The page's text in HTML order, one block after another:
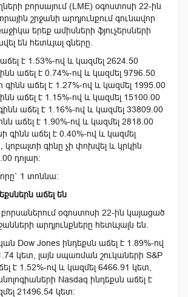
բորսայում (LME) օգոստոսի 22-ին
շրջանի արդյունքում գունավոր
երեք ամիսների ֆյուչերսների
են հետևյալ գները.
աճել է 1.53%-ով և կազմել 2624.50
աճել է 0.74%-ով և կազմել 9796.50
աճել է 1.27%-ով և կազմել 1995.00
աճել է 1.15%-ով և կազմել 15100.00
աճել է 1.16%-ով և կազմել 33809.00
աճել է 1.90%-ով և կազմել 2818.00
գինն աճել է 0.40%-ով և կազմել
կոբալտի գինը չի փոխվել և կրկին
դոլար:
1 տոննա:
աճել են
օգոստոսի 22-ին կայացած
արդյունքները հետևյալն են.
Dow Jones ինդեքսն աճել է 1.89%-ով
կետ, լայն սպառման շուկաների S&P
է 1.52%-ով և կազմել 6466.91 կետ,
Nasdaq ինդեքսն աճել է
21496.54 կետ: